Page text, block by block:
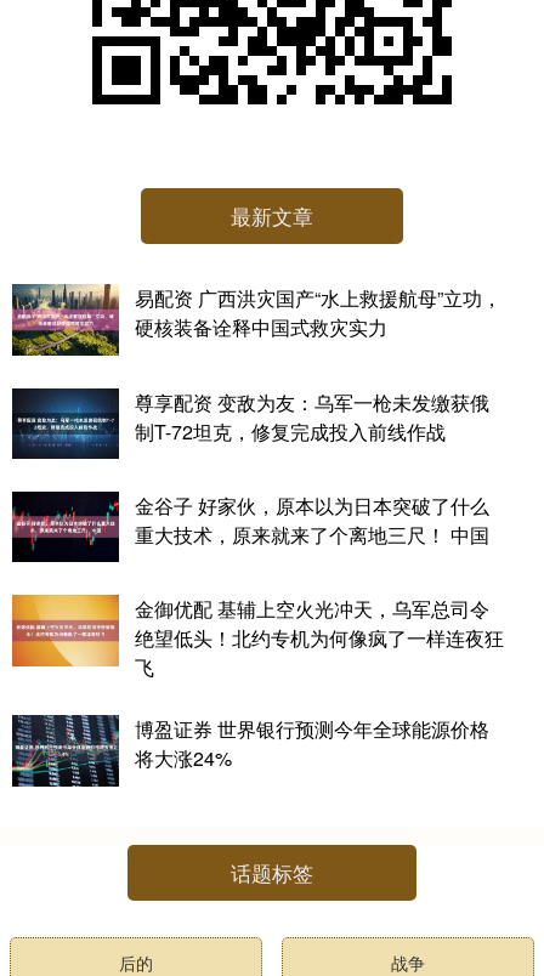
最新文章
易配资 广西洪灾国产“水上救援航母”立功，
硬核装备诠释中国式救灾实力
尊享配资 变敌为友：乌军一枪未发缴获俄
制T-72坦克，修复完成投入前线作战
金谷子 好家伙，原本以为日本突破了什么
重大技术，原来就来了个离地三尺！ 中国
金御优配 基辅上空火光冲天，乌军总司令
绝望低头！北约专机为何像疯了一样连夜狂
飞
博盈证券 世界银行预测今年全球能源价格
将大涨24%
话题标签
后的 战争